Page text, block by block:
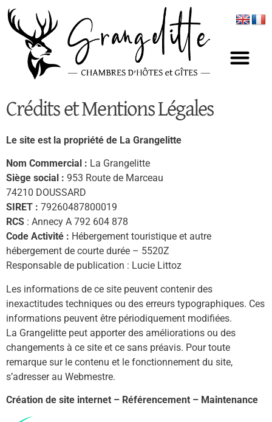
Crédits et Mentions Légales
Le site est la propriété de La Grangelitte
Nom Commercial : La Grangelitte
Siège social : 953 Route de Marceau
74210 DOUSSARD
SIRET : 79260487800019
RCS : Annecy A 792 604 878
Code Activité : Hébergement touristique et autre
hébergement de courte durée – 5520Z
Responsable de publication : Lucie Littoz
Les informations de ce site peuvent contenir des
inexactitudes techniques ou des erreurs typographiques. Ces
informations peuvent être périodiquement modifiées.
La Grangelitte peut apporter des améliorations ou des
changements à ce site et ce sans préavis. Pour toute
remarque sur le contenu et le fonctionnement du site,
s’adresser au Webmestre.
Création de site internet – Référencement – Maintenance
Panneau de gestion des cookies